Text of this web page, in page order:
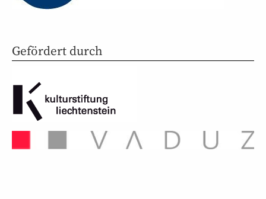
Gefördert durch